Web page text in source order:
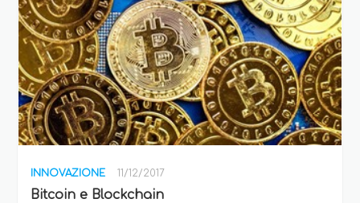
INNOVAZIONE 11/12/2017
Bitcoin e Blockchain